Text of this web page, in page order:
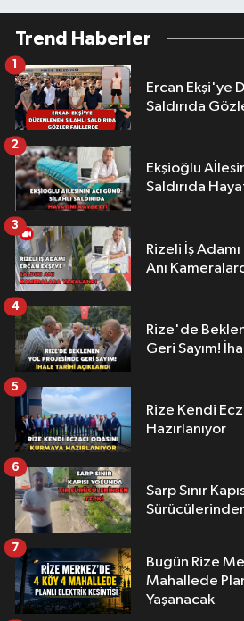
Trend Haberler
Ercan Ekşi'ye Düzenlenen Silahlı
Saldırıda
1
Ekşioğlu
Saldırıda
2
Rizeli İş
Anı
3
Rize'de
Geri Sayım!
4
Rize Kendi
Hazırlanıyor
5
Sarp Sınır
6
Bugün Rize
Mahallede
Yaşanacak
7